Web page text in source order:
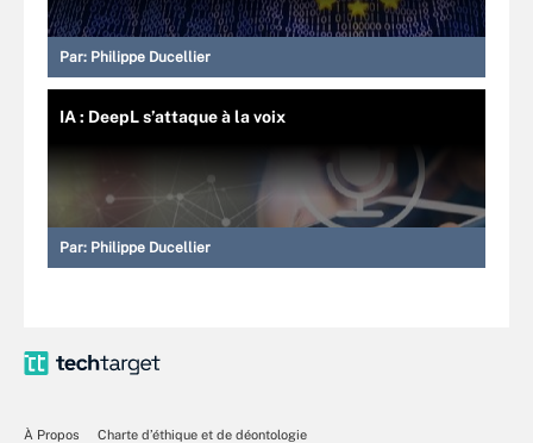
Par: Philippe Ducellier
IA : DeepL s’attaque à la voix
Par: Philippe Ducellier
À Propos
Charte d’éthique et de déontologie